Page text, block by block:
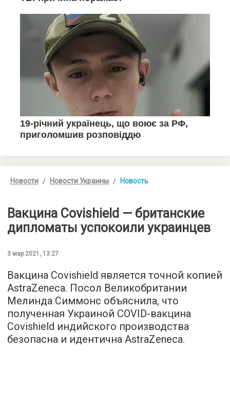
Новости Новости Украины Новость
Вакцина Covishield — британские
дипломаты успокоили украинцев
3 мар 2021, 13:27
Вакцина Covishield является точной копией
AstraZeneсa. Посол Великобритании
Мелинда Симмонс объяснила, что
полученная Украиной COVID-вакцина
Covishield индийского производства
безопасна и идентична AstraZeneсa.